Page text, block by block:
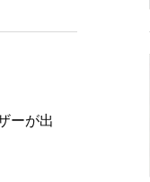
ーが出